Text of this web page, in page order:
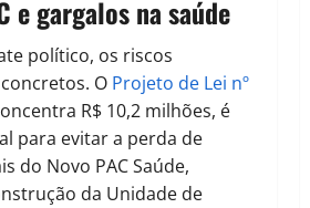
e gargalos na saúde
político, os riscos
O Projeto de Lei nº
R$ 10,2 milhões, é
para evitar a perda de
do Novo PAC Saúde,
da Unidade de